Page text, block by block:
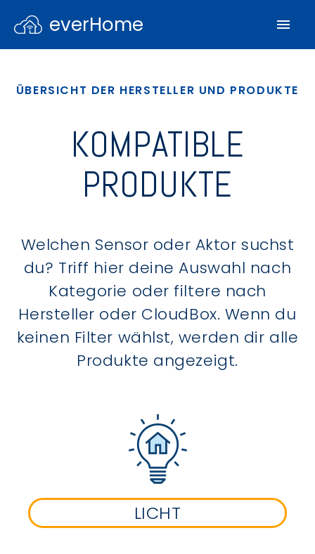
everHome
ÜBERSICHT DER HERSTELLER UND PRODUKTE
KOMPATIBLE
PRODUKTE
Welchen Sensor oder Aktor suchst
du? Triff hier deine Auswahl nach
Kategorie oder filtere nach
Hersteller oder CloudBox. Wenn du
keinen Filter wählst, werden dir alle
Produkte angezeigt.
LICHT